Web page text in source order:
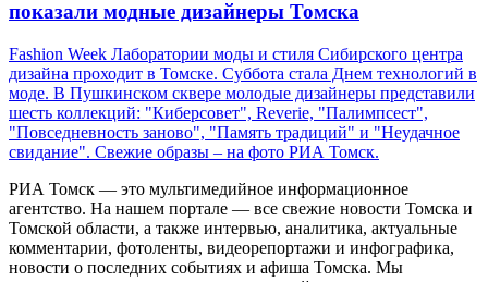
показали модные дизайнеры Томска
Fashion Week Лаборатории моды и стиля Сибирского центра
дизайна проходит в Томске. Суббота стала Днем технологий в
моде. В Пушкинском сквере молодые дизайнеры представили
шесть коллекций: "Киберсовет", Reverie, "Палимпсест",
"Повседневность заново", "Память традиций" и "Неудачное
свидание". Свежие образы – на фото РИА Томск.
РИА Томск — это мультимедийное информационное
агентство. На нашем портале — все свежие новости Томска и
Томской области, а также интервью, аналитика, актуальные
комментарии, фотоленты, видеорепортажи и инфографика,
новости о последних событиях и афиша Томска. Мы